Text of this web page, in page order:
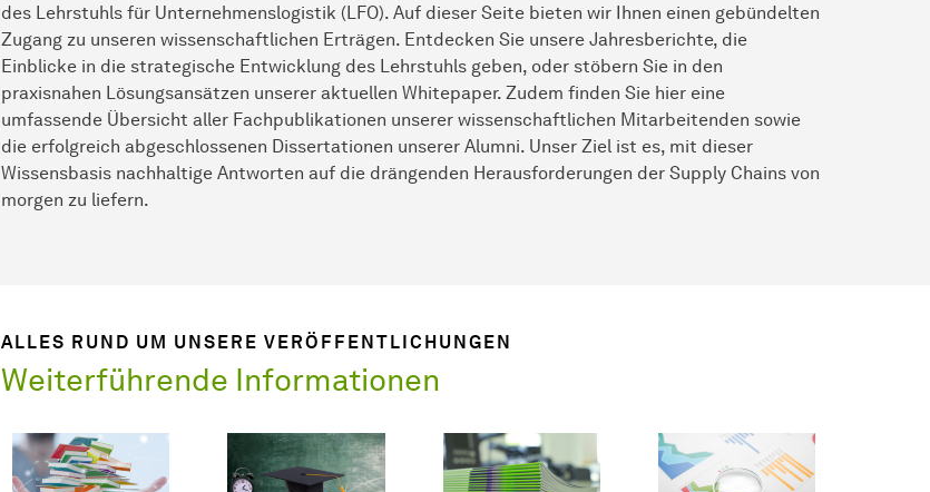
des Lehrstuhls für Unternehmenslogistik (LFO). Auf dieser Seite bieten wir Ihnen einen gebündelten
Zugang zu unseren wissenschaftlichen Erträgen. Entdecken Sie unsere Jahresberichte, die
Einblicke in die strategische Entwicklung des Lehrstuhls geben, oder stöbern Sie in den
praxisnahen Lösungsansätzen unserer aktuellen Whitepaper. Zudem finden Sie hier eine
umfassende Übersicht aller Fachpublikationen unserer wissenschaftlichen Mitarbeitenden sowie
die erfolgreich abgeschlossenen Dissertationen unserer Alumni. Unser Ziel ist es, mit dieser
Wissensbasis nachhaltige Antworten auf die drängenden Herausforderungen der Supply Chains von
morgen zu liefern.
ALLES RUND UM UNSERE VERÖFFENTLICHUNGEN
Weiterführende Informationen